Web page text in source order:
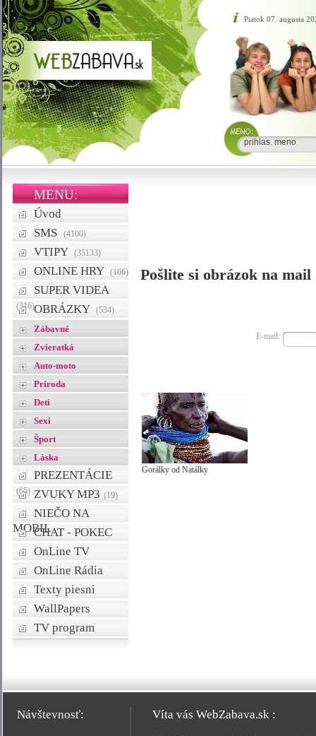
Piatok 07. augusta
MENU:
Úvod
SMS
(4100)
VTIPY (35133)
ONLINE HRY (166)
SUPER VIDEA
(316)OBRÁZKY (534)
Zábavné
Zvieratká
Auto-moto
Príroda
Deti
Sexi
Šport
Láska
PREZENTÁCIE
(65) ZVUKY MP3 (19)
NIEČO NA
MOBILCHAT - POKEC
OnLine TV
OnLine Rádia
Texty piesni
WallPapers
TV program
Pošlite si obrázok na mail
E-mail:
Gorálky od Natálky
Návštevnosť: Víta vás WebZabava.sk :